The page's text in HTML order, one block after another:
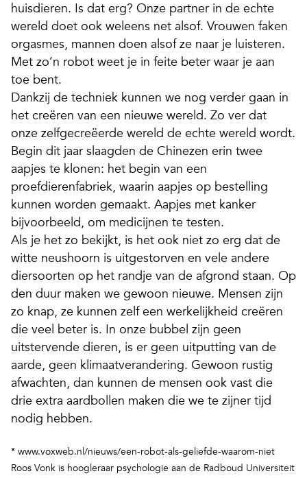
huisdieren. Is dat erg? Onze partner in de echte
wereld doet ook weleens net alsof. Vrouwen faken
orgasmes, mannen doen alsof ze naar je luisteren.
Met zo’n robot weet je in feite beter waar je aan
toe bent.
Dankzij de techniek kunnen we nog verder gaan in
het creëren van een nieuwe wereld. Zo ver dat
onze zelfgecreëerde wereld de echte wereld wordt.
Begin dit jaar slaagden de Chinezen erin twee
aapjes te klonen: het begin van een
proefdierenfabriek, waarin aapjes op bestelling
kunnen worden gemaakt. Aapjes met kanker
bijvoorbeeld, om medicijnen te testen.
Als je het zo bekijkt, is het ook niet zo erg dat de
witte neushoorn is uitgestorven en vele andere
diersoorten op het randje van de afgrond staan. Op
den duur maken we gewoon nieuwe. Mensen zijn
zo knap, ze kunnen zelf een werkelijkheid creëren
die veel beter is. In onze bubbel zijn geen
uitstervende dieren, is er geen uitputting van de
aarde, geen klimaatverandering. Gewoon rustig
afwachten, dan kunnen de mensen ook vast die
drie extra aardbollen maken die we te zijner tijd
nodig hebben.
* www.voxweb.nl/nieuws/een-robot-als-geliefde-waarom-niet
Roos Vonk is hoogleraar psychologie aan de Radboud Universiteit